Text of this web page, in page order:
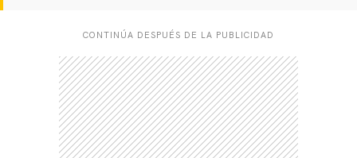
CONTINÚA DESPUÉS DE LA PUBLICIDAD
CARREGANDO PUBLICIDADE